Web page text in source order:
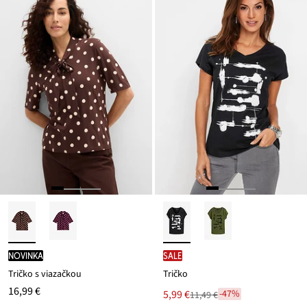
novinka
Tričko s viazačkou
16,99 €
SALE
Tričko
Nová
5,99 €
Zľava11,49 €-47%